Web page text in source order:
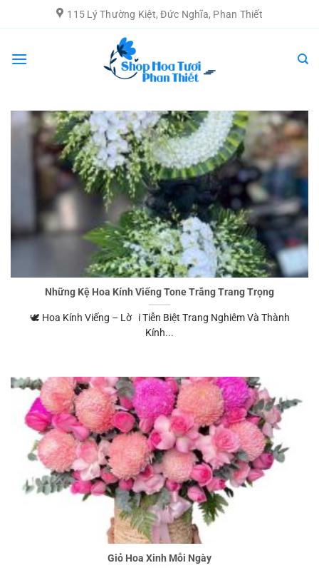
đến
dung
115 Lý Thường Kiệt, Đức Nghĩa, Phan Thiết
Những Kệ Hoa Kính Viếng Tone Trắng Trang Trọng
🕊️ Hoa Kính Viếng – Lờ i Tiễn Biệt Trang Nghiêm Và Thành
Kính...
Giỏ Hoa Xinh Mỗi Ngày